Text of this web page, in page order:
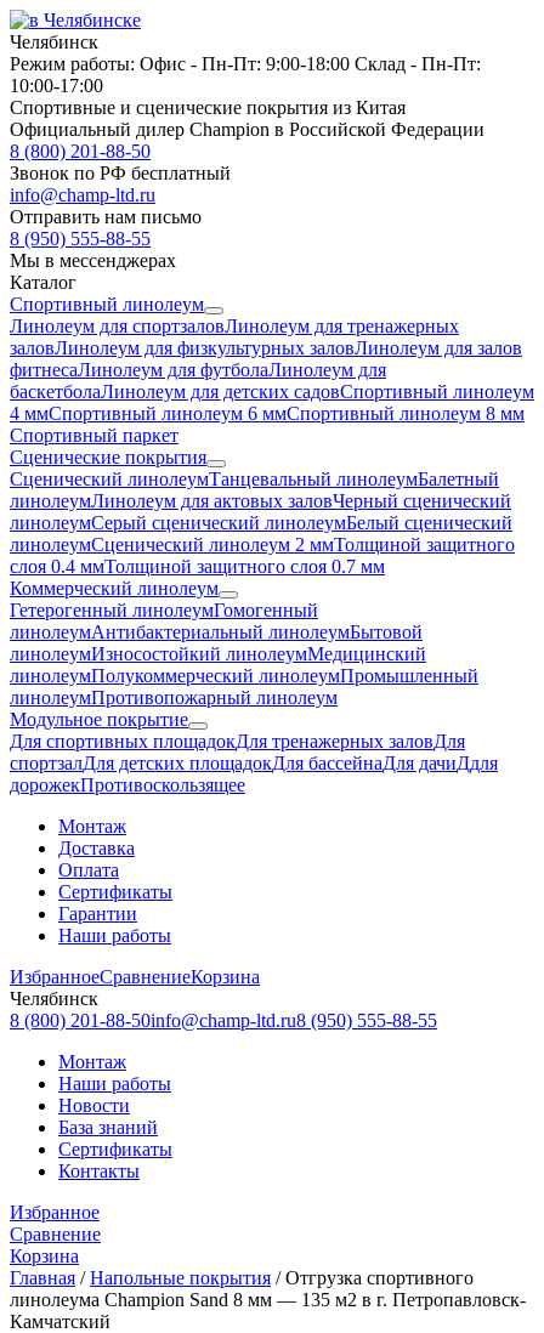
Челябинск
Режим работы: Офис - Пн-Пт: 9:00-18:00 Склад - Пн-Пт:
10:00-17:00
Спортивные и сценические покрытия из Китая
Официальный дилер Champion в Российской Федерации
8 (800) 201-88-50
Звонок по РФ бесплатный
info@champ-ltd.ru
Отправить нам письмо
8 (950) 555-88-55
Мы в мессенджерах
Каталог
Спортивный линолеум
Линолеум для спортзаловЛинолеум для тренажерных
заловЛинолеум для физкультурных заловЛинолеум для залов
фитнесаЛинолеум для футболаЛинолеум для
баскетболаЛинолеум для детских садовСпортивный линолеум
4 ммСпортивный линолеум 6 ммСпортивный линолеум 8 мм
Спортивный паркет
Сценические покрытия
Сценический линолеумТанцевальный линолеумБалетный
линолеумЛинолеум для актовых заловЧерный сценический
линолеумСерый сценический линолеумБелый сценический
линолеумСценический линолеум 2 ммТолщиной защитного
слоя 0.4 ммТолщиной защитного слоя 0.7 мм
Коммерческий линолеум
Гетерогенный линолеумГомогенный
линолеумАнтибактериальный линолеумБытовой
линолеумИзносостойкий линолеумМедицинский
линолеумПолукоммерческий линолеумПромышленный
линолеумПротивопожарный линолеум
Модульное покрытие
Для спортивных площадокДля тренажерных заловДля
спортзалДля детских площадокДля бассейнаДля дачиДдля
дорожекПротивоскользящее
Монтаж
Доставка
Оплата
Сертификаты
Гарантии
Наши работы
ИзбранноеСравнениеКорзина
Челябинск
8 (800) 201-88-50info@champ-ltd.ru8 (950) 555-88-55
Монтаж
Наши работы
Новости
База знаний
Сертификаты
Контакты
Избранное
Сравнение
Корзина
Главная /Напольные покрытия /Отгрузка спортивного
линолеума Champion Sand 8 мм — 135 м2 в г. Петропавловск-
Камчатский